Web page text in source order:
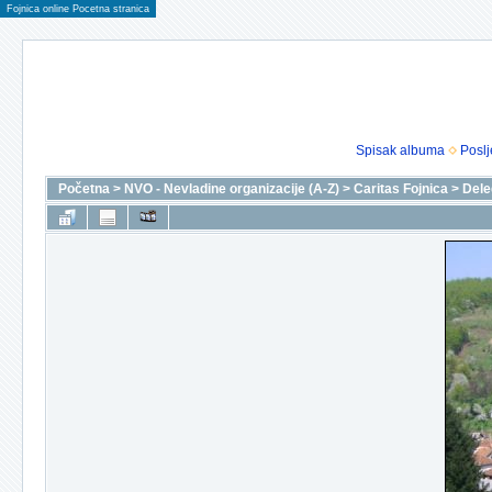
Fojnica online Pocetna stranica
Spisak albuma
Početna > NVO - Nevladine organizacije (A-Z) > Caritas Fojnica >